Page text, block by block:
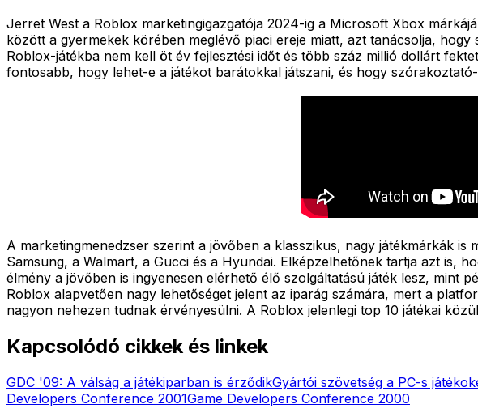
Jerret West a Roblox marketingigazgatója 2024-ig a Microsoft Xbox
között a gyermekek körében meglévő piaci ereje miatt, azt tanácsolja,
Roblox-játékba nem kell öt év fejlesztési időt és több száz millió dollárt
fontosabb, hogy lehet-e a játékot barátokkal játszani, és hogy
A marketingmenedzser szerint a jövőben a klasszikus, nagy játékmárkák
Samsung, a Walmart, a Gucci és a Hyundai. Elképzelhetőnek tartja azt is,
élmény a jövőben is ingyenesen elérhető élő szolgáltatású játék lesz, mint
Roblox alapvetően nagy lehetőséget jelent az iparág számára, mert a
nagyon nehezen tudnak érvényesülni. A Roblox jelenlegi top 10 játékai
Kapcsolódó cikkek és linkek
GDC '09: A válság a játékiparban is érződikGyártói szövetség a PC-s
Developers Conference 2001Game Developers Conference 2000